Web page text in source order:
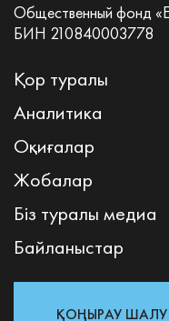
Общественный фонд
БИН 210840003778
Қор туралы
Аналитика
Оқиғалар
Жобалар
Біз туралы медиа
Байланыстар
ҚОҢЫРАУ ШАЛУ